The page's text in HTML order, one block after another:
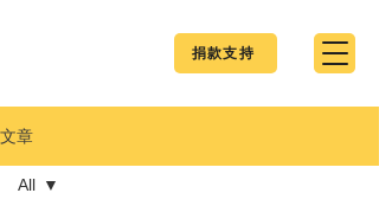
捐款支持
文章
All